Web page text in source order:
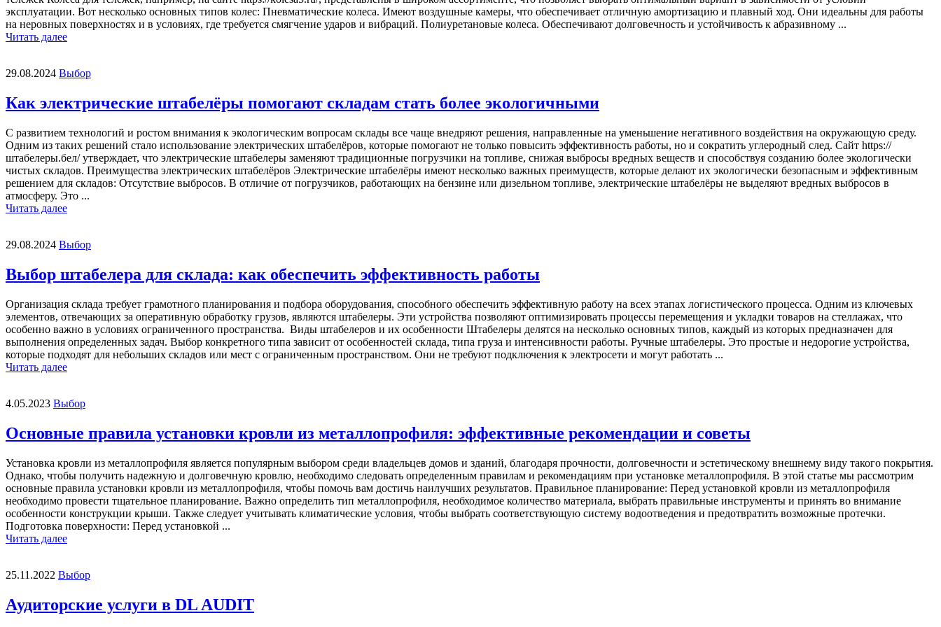
эксплуатации. Вот несколько основных типов колес: Пневматические колеса. Имеют воздушные камеры, что обеспечивает отличную амортизацию и плавный ход. Они идеальны для работы
на неровных поверхностях и в условиях, где требуется смягчение ударов и вибраций. Полиуретановые колеса. Обеспечивают долговечность и устойчивость к абразивному ...
Читать далее
29.08.2024 Выбор
Как электрические штабелёры помогают складам стать более экологичными
С развитием технологий и ростом внимания к экологическим вопросам склады все чаще внедряют решения, направленные на уменьшение негативного воздействия на окружающую среду.
Одним из таких решений стало использование электрических штабелёров, которые помогают не только повысить эффективность работы, но и сократить углеродный след. Сайт https://
штабелеры.бел/ утверждает, что электрические штабелеры заменяют традиционные погрузчики на топливе, снижая выбросы вредных веществ и способствуя созданию более экологически
чистых складов. Преимущества электрических штабелёров Электрические штабелёры имеют несколько важных преимуществ, которые делают их экологически безопасным и эффективным
решением для складов: Отсутствие выбросов. В отличие от погрузчиков, работающих на бензине или дизельном топливе, электрические штабелёры не выделяют вредных выбросов в
атмосферу. Это ...
Читать далее
29.08.2024 Выбор
Выбор штабелера для склада: как обеспечить эффективность работы
Организация склада требует грамотного планирования и подбора оборудования, способного обеспечить эффективную работу на всех этапах логистического процесса. Одним из ключевых
элементов, отвечающих за оперативную обработку грузов, являются штабелеры. Эти устройства позволяют оптимизировать процессы перемещения и укладки товаров на стеллажах, что
особенно важно в условиях ограниченного пространства. Виды штабелеров и их особенности Штабелеры делятся на несколько основных типов, каждый из которых предназначен для
выполнения определенных задач. Выбор конкретного типа зависит от особенностей склада, типа груза и интенсивности работы. Ручные штабелеры. Это простые и недорогие устройства,
которые подходят для небольших складов или мест с ограниченным пространством. Они не требуют подключения к электросети и могут работать ...
Читать далее
4.05.2023 Выбор
Основные правила установки кровли из металлопрофиля: эффективные рекомендации и советы
Установка кровли из металлопрофиля является популярным выбором среди владельцев домов и зданий, благодаря прочности, долговечности и эстетическому внешнему виду такого покрытия.
Однако, чтобы получить надежную и долговечную кровлю, необходимо следовать определенным правилам и рекомендациям при установке металлопрофиля. В этой статье мы рассмотрим
основные правила установки кровли из металлопрофиля, чтобы помочь вам достичь наилучших результатов. Правильное планирование: Перед установкой кровли из металлопрофиля
необходимо провести тщательное планирование. Важно определить тип металлопрофиля, необходимое количество материала, выбрать правильные инструменты и принять во внимание
особенности конструкции крыши. Также следует учитывать климатические условия, чтобы выбрать соответствующую систему водоотведения и предотвратить возможные протечки.
Подготовка поверхности: Перед установкой ...
Читать далее
25.11.2022 Выбор
Аудиторские услуги в DL AUDIT